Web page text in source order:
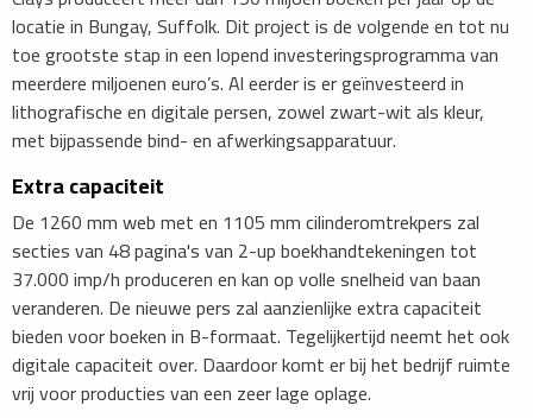
locatie in Bungay, Suffolk. Dit project is de volgende en tot nu
toe grootste stap in een lopend investeringsprogramma van
meerdere miljoenen euro’s. Al eerder is er geïnvesteerd in
lithografische en digitale persen, zowel zwart-wit als kleur,
met bijpassende bind- en afwerkingsapparatuur.
Extra capaciteit
De 1260 mm web met en 1105 mm cilinderomtrekpers zal
secties van 48 pagina's van 2-up boekhandtekeningen tot
37.000 imp/h produceren en kan op volle snelheid van baan
veranderen. De nieuwe pers zal aanzienlijke extra capaciteit
bieden voor boeken in B-formaat. Tegelijkertijd neemt het ook
digitale capaciteit over. Daardoor komt er bij het bedrijf ruimte
vrij voor producties van een zeer lage oplage.